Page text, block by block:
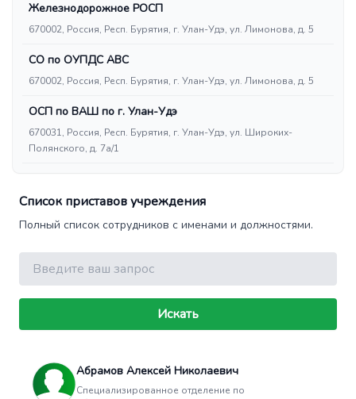
Железнодорожное РОСП
670002, Россия, Респ. Бурятия, г. Улан-Удэ, ул. Лимонова, д. 5
СО по ОУПДС АВС
670002, Россия, Респ. Бурятия, г. Улан-Удэ, ул. Лимонова, д. 5
ОСП по ВАШ по г. Улан-Удэ
670031, Россия, Респ. Бурятия, г. Улан-Удэ, ул. Широких-
Полянского, д. 7а/1
Список приставов учреждения
Полный список сотрудников с именами и должностями.
Поиск
Искать
Абрамов Алексей Николаевич
Специализированное отделение по